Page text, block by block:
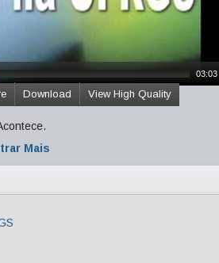
03:03
View High Quality
Download
Mais